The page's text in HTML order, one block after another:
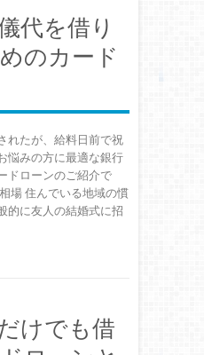
代を借り
のカード
れたが、給料日前で祝
悩みの方に最適な銀行
ドローンのご紹介で
場 住んでいる地域の慣
的に友人の結婚式に招
けでも借